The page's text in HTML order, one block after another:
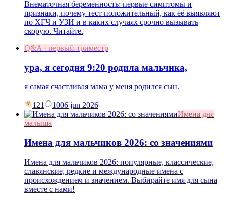
Внематочная беременность: первые симптомы и
признаки, почему тест положительный, как её выявляют
по ХГЧ и УЗИ и в каких случаях срочно вызывать
скорую. Читайте.
Q&A · первый-триместр
ура, я сегодня 9:20 родила мальчика,
я самая счастливая мама у меня родился сын.
121 1006 jun 2026
Имена для
малыша
Имена для мальчиков 2026: со значениями
Имена для мальчиков 2026: популярные, классические,
славянские, редкие и международные имена с
происхождением и значением. Выбирайте имя для сына
вместе с нами!